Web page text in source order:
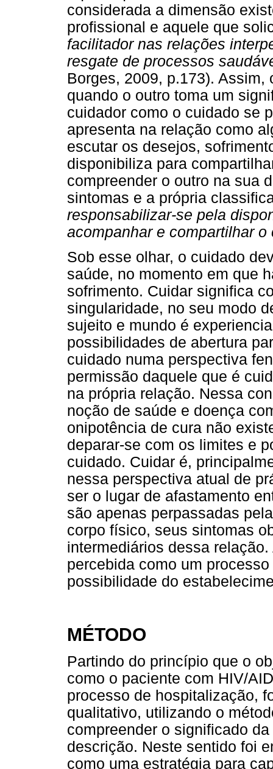
considerada a dimensão
profissional e aquele que
facilitador nas relações
resgate de processos
Borges, 2009, p.173).
quando o outro toma um
cuidador como o cuidado se
apresenta na relação como
escutar os desejos,
disponibiliza para
compreender o outro na sua
sintomas e a própria
responsabilizar-se pela
acompanhar e compartilhar o
Sob esse olhar, o cuidado
saúde, no momento em que
sofrimento. Cuidar significa
singularidade, no seu modo
sujeito e mundo é
possibilidades de abertura
cuidado numa perspectiva
permissão daquele que é
na própria relação. Nessa
noção de saúde e doença
onipotência de cura não
deparar-se com os limites e
cuidado. Cuidar é,
nessa perspectiva atual de
ser o lugar de afastamento
são apenas perpassadas
corpo físico, seus sintomas
intermediários dessa
percebida como um
possibilidade do
MÉTODO
Partindo do princípio que o
como o paciente com HIV/
processo de hospitalização,
qualitativo, utilizando o
compreender o significado
descrição. Neste sentido foi
como uma estratégia para